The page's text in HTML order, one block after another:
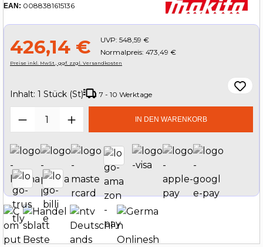
EAN: 0088381615136
426,14 € UVP: 548,59 €
Normalpreis: 473,49 €
Preise inkl. MwSt., ggf. zzgl. Versandkosten
Inhalt: 1 Stück (St) 7 - 10 Werktage
Produkt Anzahl: Gib denIN DEN WARENKORB